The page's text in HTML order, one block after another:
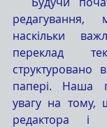
редагування,
наскільки
переклад
структуровано
папері. Наша
увагу на тому,
редактора і